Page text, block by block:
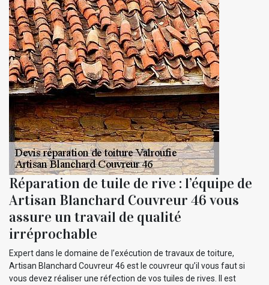
Réparation de tuile de rive : l’équipe de
Artisan Blanchard Couvreur 46 vous
assure un travail de qualité
irréprochable
Expert dans le domaine de l’exécution de travaux de toiture,
Artisan Blanchard Couvreur 46 est le couvreur qu’il vous faut si
vous devez réaliser une réfection de vos tuiles de rives. Il est